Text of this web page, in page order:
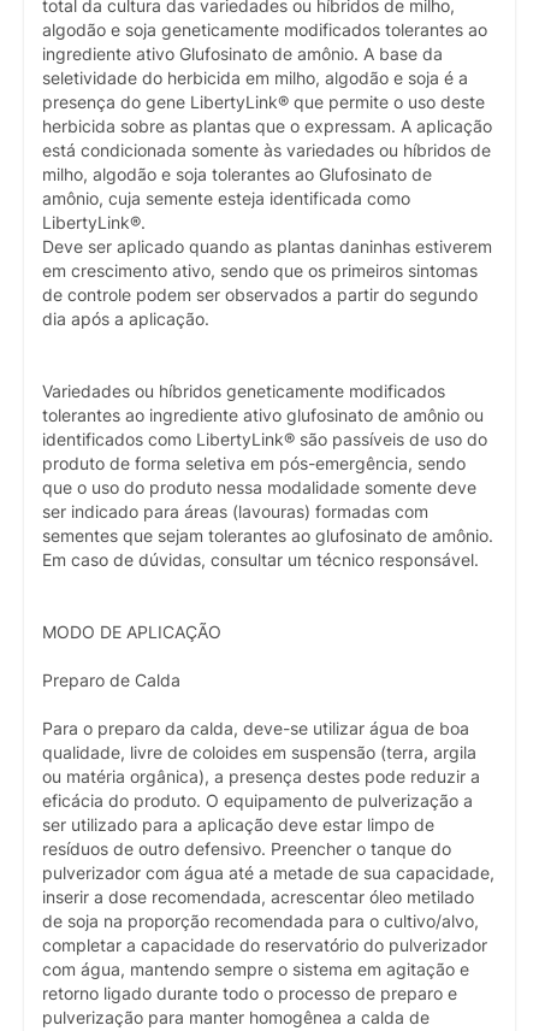
total da cultura das variedades ou híbridos de milho,
algodão e soja geneticamente modificados tolerantes ao
ingrediente ativo Glufosinato de amônio. A base da
seletividade do herbicida em milho, algodão e soja é a
presença do gene LibertyLink® que permite o uso deste
herbicida sobre as plantas que o expressam. A aplicação
está condicionada somente às variedades ou híbridos de
milho, algodão e soja tolerantes ao Glufosinato de
amônio, cuja semente esteja identificada como
LibertyLink®.
Deve ser aplicado quando as plantas daninhas estiverem
em crescimento ativo, sendo que os primeiros sintomas
de controle podem ser observados a partir do segundo
dia após a aplicação.
Variedades ou híbridos geneticamente modificados
tolerantes ao ingrediente ativo glufosinato de amônio ou
identificados como LibertyLink® são passíveis de uso do
produto de forma seletiva em pós-emergência, sendo
que o uso do produto nessa modalidade somente deve
ser indicado para áreas (lavouras) formadas com
sementes que sejam tolerantes ao glufosinato de amônio.
Em caso de dúvidas, consultar um técnico responsável.
MODO DE APLICAÇÃO
Preparo de Calda
Para o preparo da calda, deve-se utilizar água de boa
qualidade, livre de coloides em suspensão (terra, argila
ou matéria orgânica), a presença destes pode reduzir a
eficácia do produto. O equipamento de pulverização a
ser utilizado para a aplicação deve estar limpo de
resíduos de outro defensivo. Preencher o tanque do
pulverizador com água até a metade de sua capacidade,
inserir a dose recomendada, acrescentar óleo metilado
de soja na proporção recomendada para o cultivo/alvo,
completar a capacidade do reservatório do pulverizador
com água, mantendo sempre o sistema em agitação e
retorno ligado durante todo o processo de preparo e
pulverização para manter homogênea a calda de